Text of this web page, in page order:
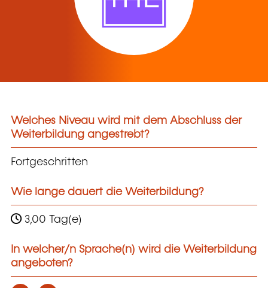
Welches Niveau wird mit dem Abschluss der
Weiterbildung angestrebt?
Fortgeschritten
Wie lange dauert die Weiterbildung?
3,00 Tag(e)
In welcher/n Sprache(n) wird die Weiterbildung
angeboten?